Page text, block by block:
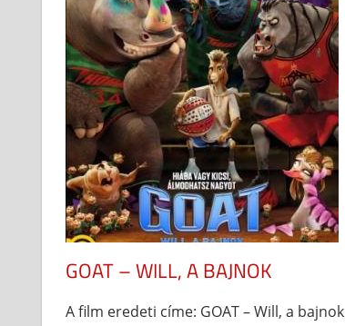
GOAT – WILL, A BAJNOK
A film eredeti címe: GOAT – Will, a bajnok